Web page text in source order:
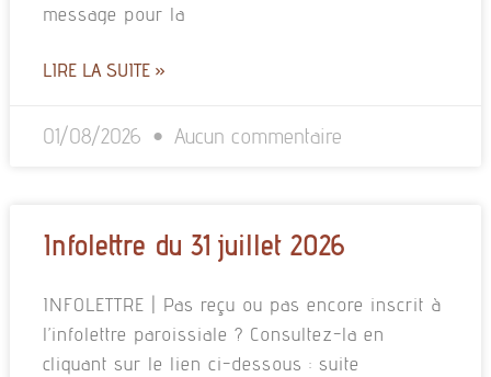
message pour la
LIRE LA SUITE »
01/08/2026 Aucun commentaire
Infolettre du 31 juillet 2026
INFOLETTRE | Pas reçu ou pas encore inscrit à
l’infolettre paroissiale ? Consultez-la en
cliquant sur le lien ci-dessous : suite